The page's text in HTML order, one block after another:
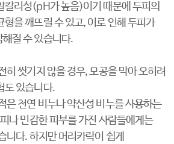
칼리성(pH가 높음)이기 때문에 두피의
형을 깨뜨릴 수 있고, 이로 인해 두피가
질 수 있습니다.
히 씻기지 않을 경우, 모공을 막아 오히려
도 있습니다.
은 천연 비누나 약산성 비누를 사용하는
나 민감한 피부를 가진 사람들에게는
니다. 하지만 머리카락이 쉽게